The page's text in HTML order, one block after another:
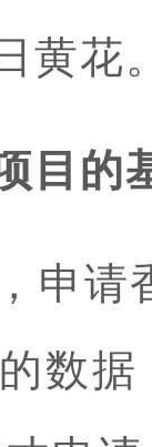
黄花
目的
申请
数